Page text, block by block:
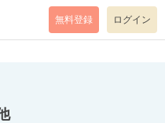
mode=return level=notice
無料登録 ログイン